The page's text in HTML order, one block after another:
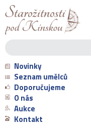
Novinky
Seznam umělců
Doporučujeme
O nás
Aukce
Kontakt